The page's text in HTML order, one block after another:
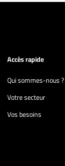
Accès rapide
Qui sommes-nous ?
Votre secteur
Vos besoins